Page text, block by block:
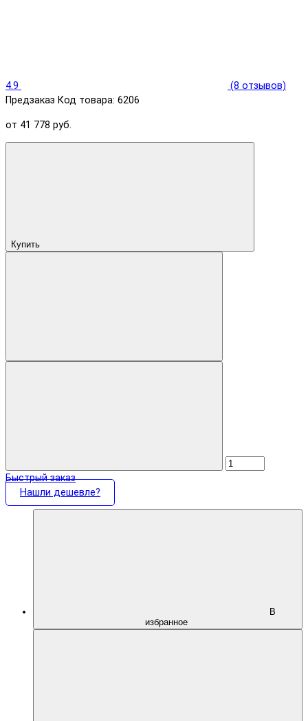
4.9
(8 отзывов)
Предзаказ Код товара: 6206
от 41 778 руб.
Купить
Быстрый заказ
Нашли дешевле?
В
избранное